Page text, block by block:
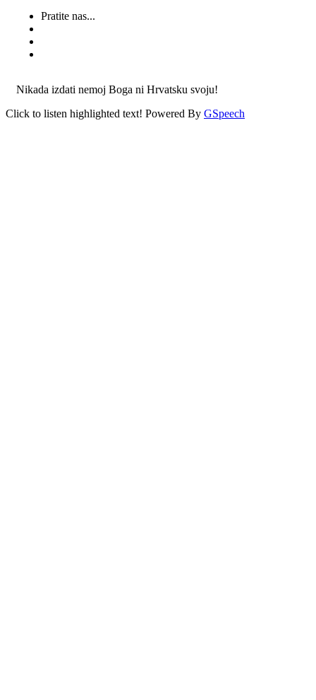
Pratite nas...
Nikada izdati nemoj Boga ni Hrvatsku svoju!
Click to listen highlighted text! Powered By GSpeech